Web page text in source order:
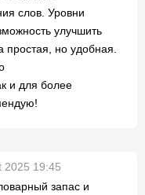
слов. Уровни
улучшить
но удобная.
и для более
2025 19:45
запас и